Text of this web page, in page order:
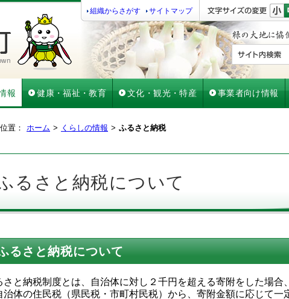
組織からさがす サイトマップ
報 健康・福祉・教育 文化・観光・特産 事業者向け情報
置： ホーム くらしの情報 ふるさと納税
るさと納税について
るさと納税について
さと納税制度とは、自治体に対し２千円を超える寄附をした場合
治体の住民税（県民税・市町村民税）から、寄附金額に応じて一